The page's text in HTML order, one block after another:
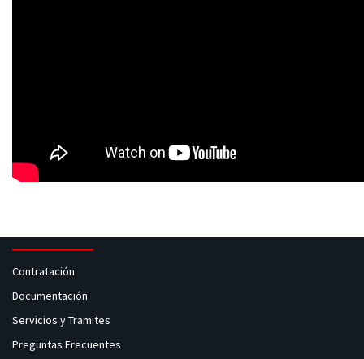
Contratación
Documentación
Servicios y Tramites
Preguntas Frecuentes